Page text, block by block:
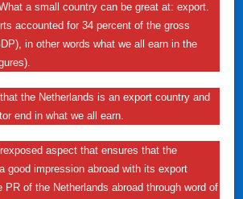
a small country can be great at: export.
accounted for 34 percent of the gross
in other words what we all earn in the
the Netherlands is an export country and
end in what we all earn.
aspect that ensures that the
good impression abroad with its export
of the Netherlands abroad through word of